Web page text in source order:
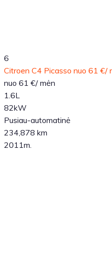
6
Citroen C4 Picasso nuo 61 €/
nuo 61 €/ mėn
1.6L
82kW
Pusiau-automatinė
234,878 km
2011m.